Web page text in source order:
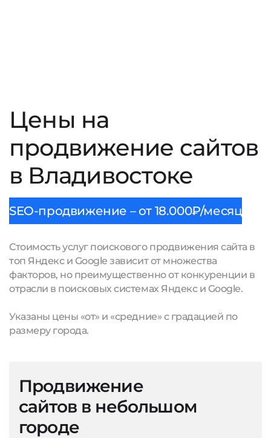
Цены на
продвижение сайтов
в Владивостоке
SEO-продвижение – от 18.000₽/месяц
Стоимость услуг поискового продвижения сайта в
топ Яндекс и Google зависит от множества
факторов, но преимущественно от конкуренции в
отрасли в поисковых системах Яндекс и Google.
Указаны цены «от» и «средние» с градацией по
размеру города.
Продвижение
сайтов в небольшом
городе